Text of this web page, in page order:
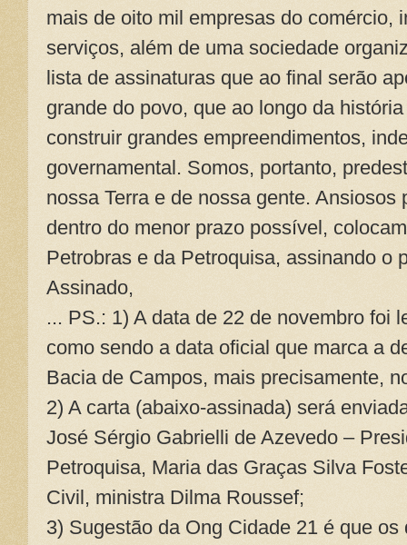
mais de oito mil empresas do comércio,
serviços, além de uma sociedade
lista de assinaturas que ao final serão
grande do povo, que ao longo da
construir grandes empreendimentos,
governamental. Somos, portanto,
nossa Terra e de nossa gente. Ansiosos
dentro do menor prazo possível,
Petrobras e da Petroquisa, assinando o
Assinado,
... PS.: 1) A data de 22 de novembro foi
como sendo a data oficial que marca a
Bacia de Campos, mais precisamente,
2) A carta (abaixo-assinada) será
José Sérgio Gabrielli de Azevedo –
Petroquisa, Maria das Graças Silva
Civil, ministra Dilma Roussef;
3) Sugestão da Ong Cidade 21 é que